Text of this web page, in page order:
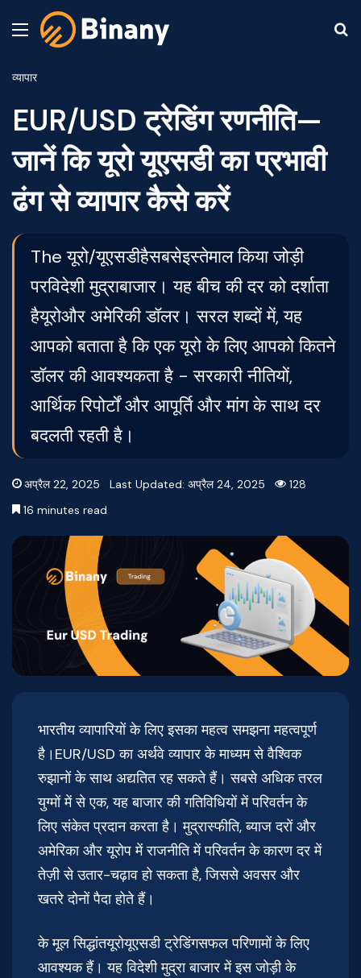
Menu
व्यापार
EUR/USD ट्रेडिंग रणनीति—
जानें कि यूरो यूएसडी का प्रभावी
ढंग से व्यापार कैसे करें
The यूरो/यूएसडीहैसबसेइस्तेमाल किया जोड़ी
परविदेशी मुद्राबाजार। यह बीच की दर को दर्शाता
हैयूरोऔर अमेरिकी डॉलर। सरल शब्दों में, यह
आपको बताता है कि एक यूरो के लिए आपको कितने
डॉलर की आवश्यकता है - सरकारी नीतियों,
आर्थिक रिपोर्टों और आपूर्ति और मांग के साथ दर
बदलती रहती है।
अप्रैल 22, 2025 Last Updated: अप्रैल 24, 2025
128
16 minutes read
भारतीय व्यापारियों के लिए इसका महत्व समझना महत्वपूर्ण
है।EUR/USD का अर्थवे व्यापार के माध्यम से वैश्विक
रुझानों के साथ अद्यतित रह सकते हैं। सबसे अधिक तरल
युग्मों में से एक, यह बाजार की गतिविधियों में परिवर्तन के
लिए संकेत प्रदान करता है। मुद्रास्फीति, ब्याज दरों और
अमेरिका और यूरोप में राजनीति में परिवर्तन के कारण दर में
तेज़ी से उतार-चढ़ाव हो सकता है, जिससे अवसर और
खतरे दोनों पैदा होते हैं।
के मूल सिद्धांतयूरोयूएसडी ट्रेडिंगसफल परिणामों के लिए
आवश्यक हैं। यह विदेशी मुद्रा बाजार में इस जोड़ी के